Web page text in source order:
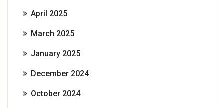
April 2025
March 2025
January 2025
December 2024
October 2024